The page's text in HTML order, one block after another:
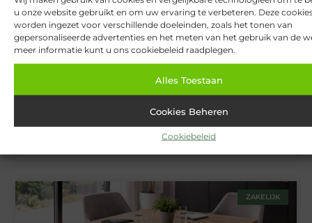
u onze website gebruikt en om uw ervaring te verbeteren. Deze
worden ingezet voor verschillende doeleinden, zoals het tonen van
gepersonaliseerde advertenties en het meten van het gebruik van de
meer informatie kunt u ons cookiebeleid raadplegen.
Alles Toestaan
Cookies Beheren
Cookiebeleid
TOERISME
West Highland Way: Schotlands beroemdste
ZAKELIJK